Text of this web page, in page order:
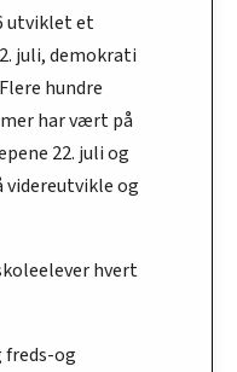
utviklet et
juli, demokrati
hundre
har vært på
22. juli og
videreutvikle og
hvert
freds-og